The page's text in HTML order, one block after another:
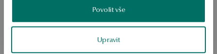
Povolit vše
Upravit
Produkt nemá žádné recenze
Jak sbíráme recenze?